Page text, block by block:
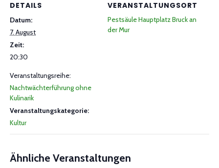
DETAILS
Datum:
7. August
Zeit:
20:30
Veranstaltungsreihe:
Nachtwächterführung ohne
Kulinarik
Veranstaltungskategorie:
Kultur
VERANSTALTUNGSORT
Pestsäule Hauptplatz Bruck an
der Mur
Ähnliche Veranstaltungen